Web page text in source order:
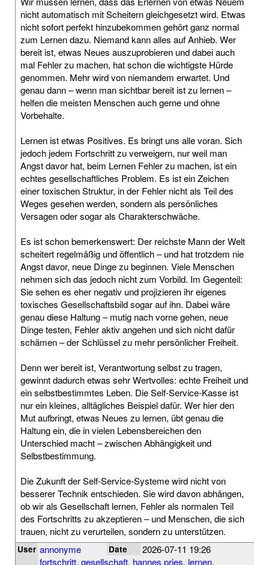
nicht automatisch mit Scheitern gleichgesetzt wird. Etwas
nicht sofort perfekt hinzubekommen gehört ganz normal
zum Lernen dazu. Niemand kann alles auf Anhieb. Wer
bereit ist, etwas Neues auszuprobieren und dabei auch
mal Fehler zu machen, hat schon die wichtigste Hürde
genommen. Mehr wird von niemandem erwartet. Und
genau dann – wenn man sichtbar bereit ist zu lernen –
helfen die meisten Menschen auch gerne und ohne
Vorbehalte.
Lernen ist etwas Positives. Es bringt uns alle voran. Sich
jedoch jedem Fortschritt zu verweigern, nur weil man
Angst davor hat, beim Lernen Fehler zu machen, ist ein
echtes gesellschaftliches Problem. Es ist ein Zeichen
einer toxischen Struktur, in der Fehler nicht als Teil des
Weges gesehen werden, sondern als persönliches
Versagen oder sogar als Charakterschwäche.
Es ist schon bemerkenswert: Der reichste Mann der Welt
scheitert regelmäßig und öffentlich – und hat trotzdem nie
Angst davor, neue Dinge zu beginnen. Viele Menschen
nehmen sich das jedoch nicht zum Vorbild. Im Gegenteil:
Sie sehen es eher negativ und projizieren ihr eigenes
toxisches Gesellschaftsbild sogar auf ihn. Dabei wäre
genau diese Haltung – mutig nach vorne gehen, neue
Dinge testen, Fehler aktiv angehen und sich nicht dafür
schämen – der Schlüssel zu mehr persönlicher Freiheit.
Denn wer bereit ist, Verantwortung selbst zu tragen,
gewinnt dadurch etwas sehr Wertvolles: echte Freiheit und
ein selbstbestimmtes Leben. Die Self-Service-Kasse ist
nur ein kleines, alltägliches Beispiel dafür. Wer hier den
Mut aufbringt, etwas Neues zu lernen, übt genau die
Haltung ein, die in vielen Lebensbereichen den
Unterschied macht – zwischen Abhängigkeit und
Selbstbestimmung.
Die Zukunft der Self-Service-Systeme wird nicht von
besserer Technik entschieden. Sie wird davon abhängen,
ob wir als Gesellschaft lernen, Fehler als normalen Teil
des Fortschritts zu akzeptieren – und Menschen, die sich
trauen, nicht zu verurteilen, sondern zu unterstützen.
User annonyme Date 2026-07-11 19:26
fortschritt, gesellschaft, hannes pries, lernen,